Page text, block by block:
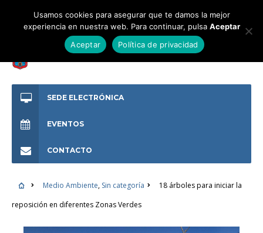
SEDE ELECTRÓNICA
EVENTOS
CONTACTO
Medio Ambiente, Sin categoría
18 árboles para iniciar la
reposición en diferentes Zonas Verdes
Usamos cookies para asegurar que te damos la mejor
experiencia en nuestra web. Para continuar, pulsa Aceptar
Aceptar
Política de privacidad